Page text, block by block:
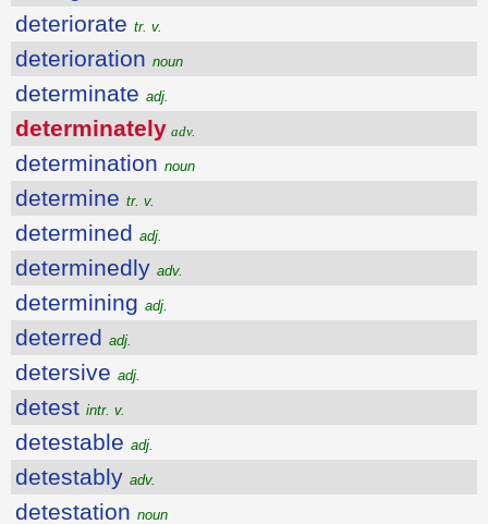
deteriorate tr. v.
deterioration noun
determinate adj.
determinately adv.
determination noun
determine tr. v.
determined adj.
determinedly adv.
determining adj.
deterred adj.
detersive adj.
detest intr. v.
detestable adj.
detestably adv.
detestation noun